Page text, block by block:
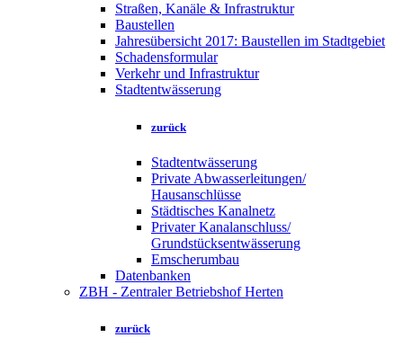
Straßen, Kanäle & Infrastruktur
Baustellen
Jahresübersicht 2017: Baustellen im Stadtgebiet
Schadensformular
Verkehr und Infrastruktur
Stadtentwässerung
zurück
Stadtentwässerung
Private Abwasserleitungen/
Hausanschlüsse
Städtisches Kanalnetz
Privater Kanalanschluss/
Grundstücksentwässerung
Emscherumbau
Datenbanken
ZBH - Zentraler Betriebshof Herten
zurück